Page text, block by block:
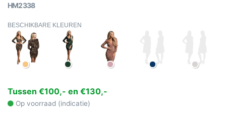
HM2338
BESCHIKBARE KLEUREN
Tussen €100,- en €130,-
Op voorraad (indicatie)